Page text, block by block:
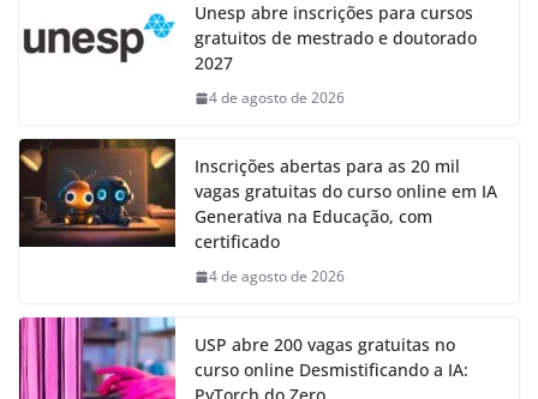
Unesp abre inscrições para cursos
gratuitos de mestrado e doutorado
2027
4 de agosto de 2026
Inscrições abertas para as 20 mil
vagas gratuitas do curso online em IA
Generativa na Educação, com
certificado
4 de agosto de 2026
USP abre 200 vagas gratuitas no
curso online Desmistificando a IA: